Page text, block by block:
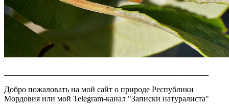
Добро пожаловать на мой сайт о природе Республики
Мордовия или мой Telegram-канал "Записки натуралиста"